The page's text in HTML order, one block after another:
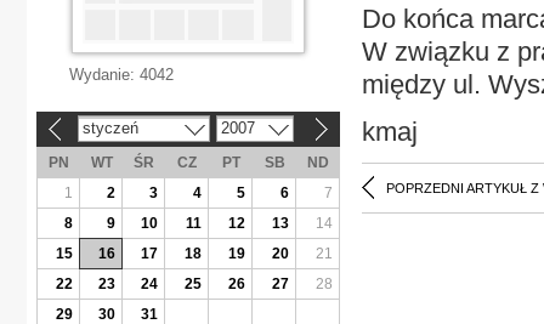
Do końca
W związku z
między ul.
kmaj
POPRZEDNI ARTYKUŁ Z
Wydanie: 4042
styczeń 2007
PN WT ŚR CZ PT SB
ND
1
2 3 4 5 6
7
8
9 10 11 12 13
14
15
16 17 18 19 20
21
22
23 24 25 26 27
28
29
30 31